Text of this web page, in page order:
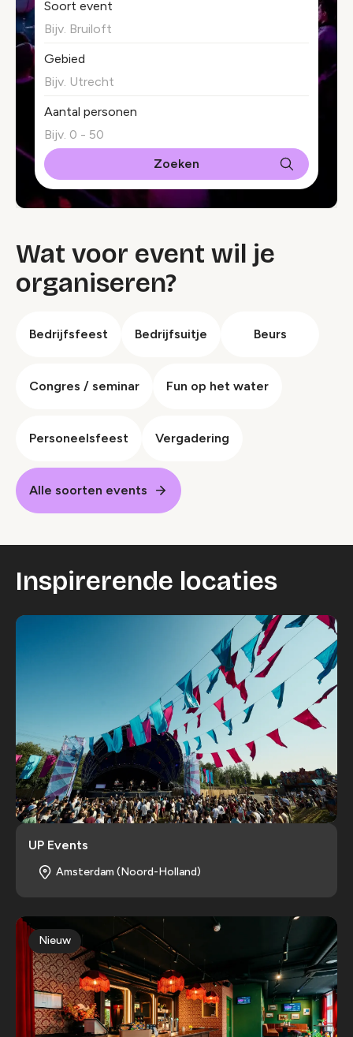
Soort event
Gebied
Aantal personen
Wat voor event wil je
organiseren?
Bedrijfsfeest Bedrijfsuitje Beurs
Congres / seminar Fun op het water
Personeelsfeest Vergadering
Alle soorten events
Inspirerende locaties
UP Events
Amsterdam (Noord-Holland)
Nieuw